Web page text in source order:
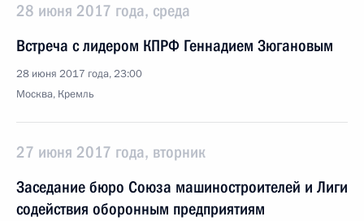
28 июня 2017 года, среда
Встреча с лидером КПРФ Геннадием Зюгановым
28 июня 2017 года, 23:00
Москва, Кремль
27 июня 2017 года, вторник
Заседание бюро Союза машиностроителей и Лиги
содействия оборонным предприятиям